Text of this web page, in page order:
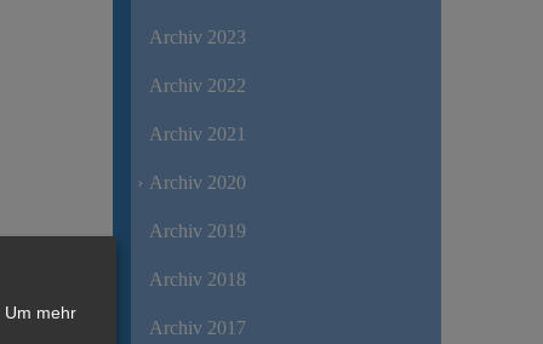
Archiv 2023
Archiv 2022
Archiv 2021
Archiv 2020
Archiv 2019
Archiv 2018
Archiv 2017
Um mehr